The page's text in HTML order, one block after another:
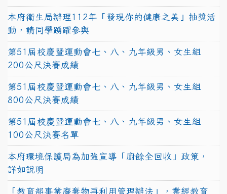
本府衛生局辦理112年「發現你的健康之美」抽獎活
動，請同學踴躍參與
第51屆校慶暨運動會七、八、九年級男、女生組
200公尺決賽成績
第51屆校慶暨運動會七、八、九年級男、女生組
800公尺決賽成績
第51屆校慶暨運動會七、八、九年級男、女生組
100公尺決賽名單
本府環境保護局為加強宣導「廚餘全回收」政策，
詳如說明
「教育部事業廢棄物再利用管理辦法」，業經教育